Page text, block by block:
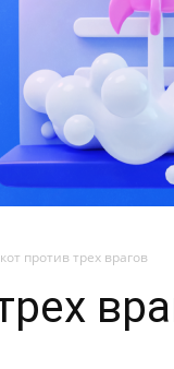
против трех врагов